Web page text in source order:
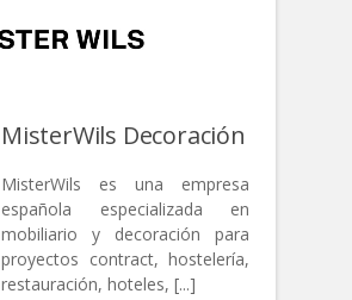
MisterWils Decoración
MisterWils es una empresa
española especializada en
mobiliario y decoración para
proyectos contract, hostelería,
restauración, hoteles, [...]